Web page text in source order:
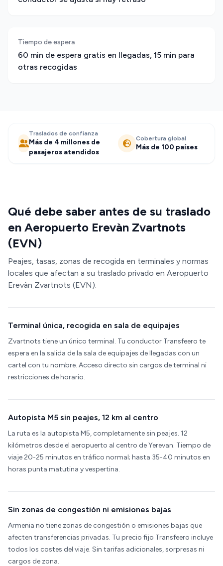
Tiempo de espera
60 min de espera gratis en llegadas, 15 min para
otras recogidas
Traslados de confianza
Más de 4 millones de
pasajeros atendidos
Cobertura global
Más de 100 países
Qué debe saber antes de su traslado
en Aeropuerto Erevàn Zvartnots
(EVN)
Peajes, tasas, zonas de recogida en terminales y normas
locales que afectan a su traslado privado en Aeropuerto
Erevàn Zvartnots (EVN).
Terminal única, recogida en sala de equipajes
Zvartnots tiene un único terminal. Tu conductor Transfeero te
espera en la salida de la sala de equipajes de llegadas con un
cartel con tu nombre. Acceso directo sin cargos de terminal ni
restricciones de horario.
Autopista M5 sin peajes, 12 km al centro
La ruta es la autopista M5, completamente sin peajes. 12
kilómetros desde el aeropuerto al centro de Yerevan. Tiempo de
viaje 20-25 minutos en tráfico normal; hasta 35-40 minutos en
horas punta matutina y vespertina.
Sin zonas de congestión ni emisiones bajas
Armenia no tiene zonas de congestión o emisiones bajas que
afecten transferencias privadas. Tu precio fijo Transfeero incluye
todos los costes del viaje. Sin tarifas adicionales, sorpresas ni
cargos de zona.